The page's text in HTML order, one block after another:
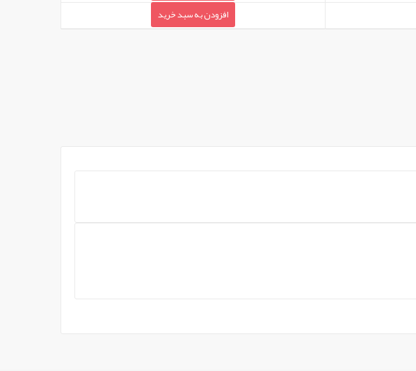
افزودن به سبد خرید